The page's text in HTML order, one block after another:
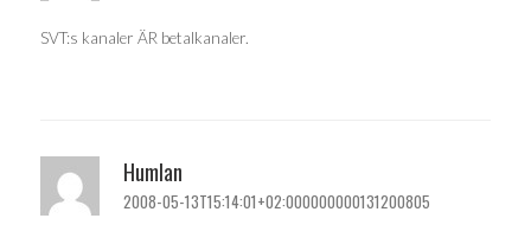
SVT:s kanaler ÄR betalkanaler.
Humlan
2008-05-13T15:14:01+02:000000000131200805